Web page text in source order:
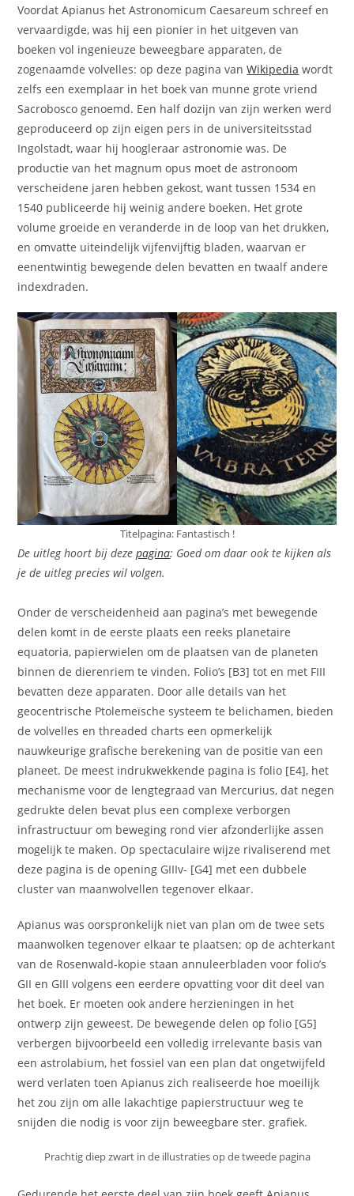
Voordat Apianus het Astronomicum Caesareum schreef en
vervaardigde, was hij een pionier in het uitgeven van
boeken vol ingenieuze beweegbare apparaten, de
zogenaamde volvelles: op deze pagina vanWikipedia wordt
zelfs een exemplaar in het boek van munne grote vriend
Sacrobosco genoemd. Een half dozijn van zijn werken werd
geproduceerd op zijn eigen pers in de universiteitsstad
Ingolstadt, waar hij hoogleraar astronomie was. De
productie van het magnum opus moet de astronoom
verscheidene jaren hebben gekost, want tussen 1534 en
1540 publiceerde hij weinig andere boeken. Het grote
volume groeide en veranderde in de loop van het drukken,
en omvatte uiteindelijk vijfenvijftig bladen, waarvan er
eenentwintig bewegende delen bevatten en twaalf andere
indexdraden.
Titelpagina: Fantastisch !
De uitleg hoort bij dezepagina: Goed om daar ook te kijken als
je de uitleg precies wil volgen.
Onder de verscheidenheid aan pagina’s met bewegende
delen komt in de eerste plaats een reeks planetaire
equatoria, papierwielen om de plaatsen van de planeten
binnen de dierenriem te vinden. Folio’s [B3] tot en met FIII
bevatten deze apparaten. Door alle details van het
geocentrische Ptolemeïsche systeem te belichamen, bieden
de volvelles en threaded charts een opmerkelijk
nauwkeurige grafische berekening van de positie van een
planeet. De meest indrukwekkende pagina is folio [E4], het
mechanisme voor de lengtegraad van Mercurius, dat negen
gedrukte delen bevat plus een complexe verborgen
infrastructuur om beweging rond vier afzonderlijke assen
mogelijk te maken. Op spectaculaire wijze rivaliserend met
deze pagina is de opening GIIIv- [G4] met een dubbele
cluster van maanwolvellen tegenover elkaar.
Apianus was oorspronkelijk niet van plan om de twee sets
maanwolken tegenover elkaar te plaatsen; op de achterkant
van de Rosenwald-kopie staan ​​annuleerbladen voor folio’s
GII en GIII volgens een eerdere opvatting voor dit deel van
het boek. Er moeten ook andere herzieningen in het
ontwerp zijn geweest. De bewegende delen op folio [G5]
verbergen bijvoorbeeld een volledig irrelevante basis van
een astrolabium, het fossiel van een plan dat ongetwijfeld
werd verlaten toen Apianus zich realiseerde hoe moeilijk
het zou zijn om alle lakachtige papierstructuur weg te
snijden die nodig is voor zijn beweegbare ster. grafiek.
Prachtig diep zwart in de illustraties op de tweede pagina